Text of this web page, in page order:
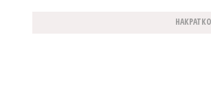
НАКРАТКО